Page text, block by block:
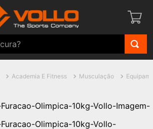
Academia E Fitness Musculação